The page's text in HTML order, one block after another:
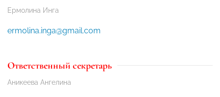
Ермолина Инга
ermolina.inga@gmail.com
Ответственный секретарь
Аникеева Ангелина